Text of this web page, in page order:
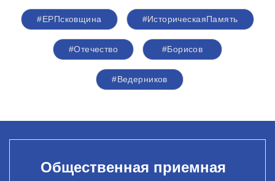
#ЕРПсковщина #ИсторическаяПамять
#Отечество #Борисов
#Ведерников
Общественная приемная